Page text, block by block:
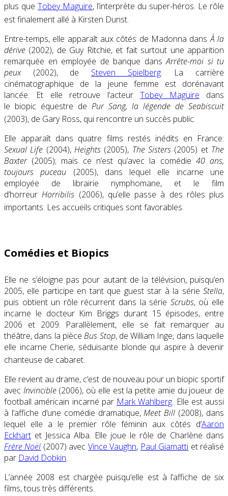
plus que Tobey Maguire, l’interprète du super-héros. Le rôle
est finalement allé à Kirsten Dunst.
Entre-temps, elle apparaît aux côtés de Madonna dansÀ la
dérive (2002), de Guy Ritchie, et fait surtout une apparition
remarquée en employée de banque dansArrête-moi si tu
peux (2002), de Steven Spielberg. La carrière
cinématographique de la jeune femme est dorénavant
lancée. Et elle retrouve l’acteurTobey Maguire dans
le biopic équestre de Pur Sang, la légende de Seabiscuit
(2003), de Gary Ross, qui rencontre un succès public.
Elle apparaît dans quatre films restés inédits en France:
Sexual Life (2004),Heights (2005), The Sisters (2005) et The
Baxter(2005); mais ce n’est qu’avec la comédie 40 ans,
toujours puceau (2005), dans lequel elle incarne une
employée de librairie nymphomane, et le film
d’horreurHorribilis (2006), qu’elle passe à des rôles plus
importants. Les accueils critiques sont favorables.
Comédies et Biopics
Elle ne s’éloigne pas pour autant de la télévision, puisqu’en
2005, elle participe en tant que guest star à la série Stella,
puis obtient un rôle récurrent dans la série Scrubs, où elle
incarne le docteur Kim Briggs durant 15 épisodes, entre
2006 et 2009. Parallèlement, elle se fait remarquer au
théâtre, dans la pièceBus Stop, de William Inge, dans laquelle
elle incarne Cherie, séduisante blonde qui aspire à devenir
chanteuse de cabaret.
Elle revient au drame, c’est de nouveau pour un biopic sportif
avec Invincible (2006), où elle est la petite amie du joueur de
football américain incarné par Mark Wahlberg. Elle est aussi
à l’affiche d’une comédie dramatique,Meet Bill (2008), dans
lequel elle a le premier rôle féminin aux côtés d’Aaron
Eckhart et Jessica Alba. Elle joue le rôle de Charlène dans
Frère Noël (2007) avec Vince Vaughn, Paul Giamatti et réalisé
par David Dobkin.
L’année 2008 est chargée puisqu’elle est à l’affiche de six
films, tous très différents.